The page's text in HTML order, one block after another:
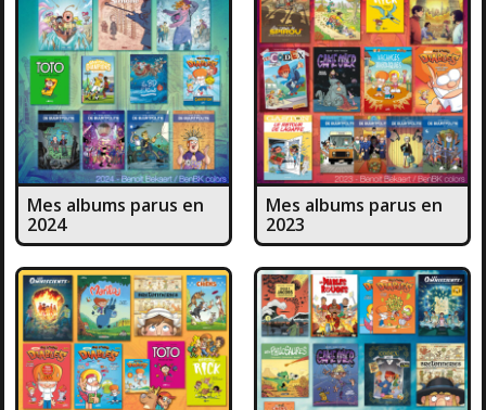
Mes albums parus en
2024
Mes albums parus en
2023